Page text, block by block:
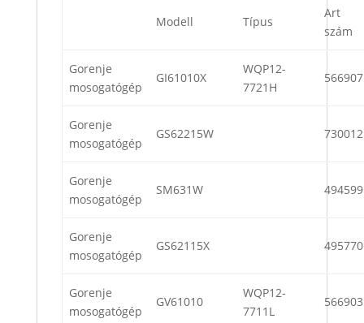
Modell Típus
Art
szám
Gorenje
mosogatógép
GI61010X
WQP12-
7721H
566907
Gorenje
mosogatógép
GS62215W 730012
Gorenje
mosogatógép
SM631W 494599
Gorenje
mosogatógép
GS62115X 495770
Gorenje
mosogatógép
GV61010
WQP12-
7711L
566903